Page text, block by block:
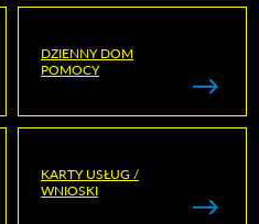
DZIENNY DOM
POMOCY
KARTY USŁUG /
WNIOSKI